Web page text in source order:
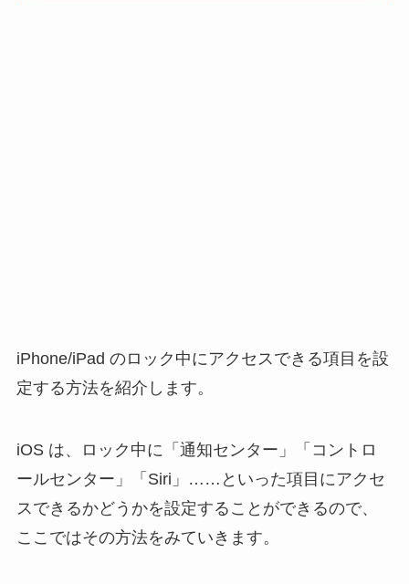
iPhone/iPad のロック中にアクセスできる項目を設
定する方法を紹介します。
iOS は、ロック中に「通知センター」「コントロ
ールセンター」「Siri」……といった項目にアクセ
スできるかどうかを設定することができるので、
ここではその方法をみていきます。